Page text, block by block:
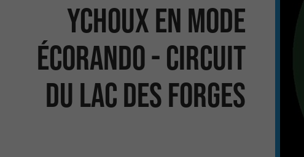
Ychoux en mode
Écorando - Circuit
du lac des Forges